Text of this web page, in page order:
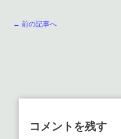
← 前の記事へ
コメントを残す